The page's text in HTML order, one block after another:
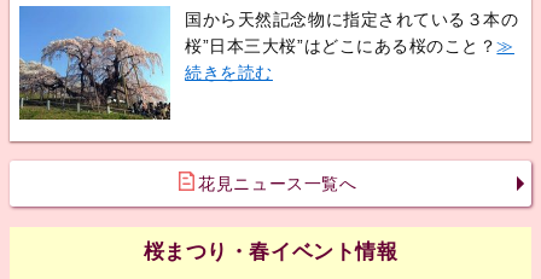
国から天然記念物に指定されている３本の
桜”日本三大桜”はどこにある桜のこと？≫
続きを読む
花見ニュース一覧へ
桜まつり・春イベント情報